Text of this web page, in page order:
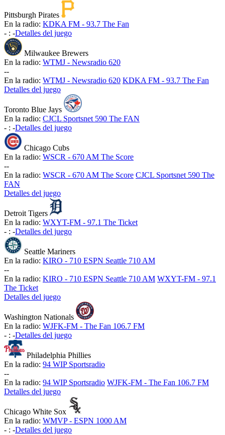
Pittsburgh Pirates
En la radio: KDKA FM - 93.7 The Fan
- : -Detalles del juego
Milwaukee Brewers
En la radio: WTMJ - Newsradio 620
--
En la radio: WTMJ - Newsradio 620 KDKA FM - 93.7 The Fan
Detalles del juego
Toronto Blue Jays
En la radio: CJCL Sportsnet 590 The FAN
- : -Detalles del juego
Chicago Cubs
En la radio: WSCR - 670 AM The Score
--
En la radio: WSCR - 670 AM The Score CJCL Sportsnet 590 The
FAN
Detalles del juego
Detroit Tigers
En la radio: WXYT-FM - 97.1 The Ticket
- : -Detalles del juego
Seattle Mariners
En la radio: KIRO - 710 ESPN Seattle 710 AM
--
En la radio: KIRO - 710 ESPN Seattle 710 AM WXYT-FM - 97.1
The Ticket
Detalles del juego
Washington Nationals
En la radio: WJFK-FM - The Fan 106.7 FM
- : -Detalles del juego
Philadelphia Phillies
En la radio: 94 WIP Sportsradio
--
En la radio: 94 WIP Sportsradio WJFK-FM - The Fan 106.7 FM
Detalles del juego
Chicago White Sox
En la radio: WMVP - ESPN 1000 AM
- : -Detalles del juego